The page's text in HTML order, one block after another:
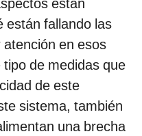
están
están fallando las
en esos
de medidas que
de este
sistema, también
una brecha